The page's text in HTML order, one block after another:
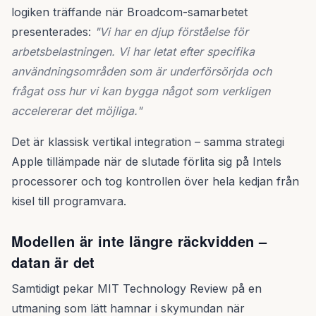
logiken träffande när Broadcom-samarbetet
presenterades: "Vi har en djup förståelse för
arbetsbelastningen. Vi har letat efter specifika
användningsområden som är underförsörjda och
frågat oss hur vi kan bygga något som verkligen
accelererar det möjliga."
Det är klassisk vertikal integration – samma strategi
Apple tillämpade när de slutade förlita sig på Intels
processorer och tog kontrollen över hela kedjan från
kisel till programvara.
Modellen är inte längre räckvidden –
datan är det
Samtidigt pekar MIT Technology Review på en
utmaning som lätt hamnar i skymundan när